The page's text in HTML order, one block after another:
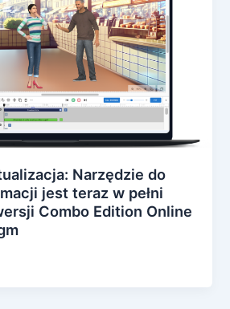
Narzędzie do
jest teraz w pełni
Combo Edition Online